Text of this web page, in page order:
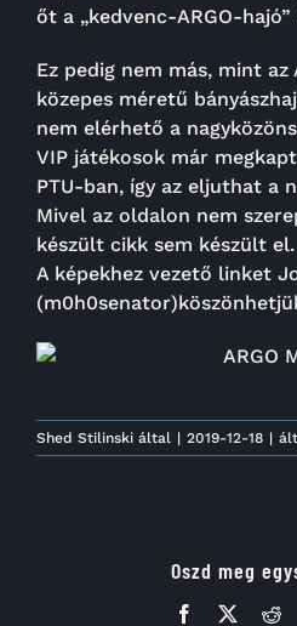
őt a „kedvenc-ARGO-
Ez pedig nem más, mint az
közepes méretű
nem elérhető a
VIP játékosok már
PTU-ban, így az eljuthat a
Mivel az oldalon nem
készült cikk sem készült el.
A képekhez vezető linket
Shed Stilinski által | 2019-12-18 |
Oszd meg
Facebook